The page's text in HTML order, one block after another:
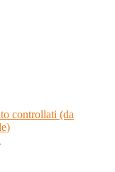
controllati (da